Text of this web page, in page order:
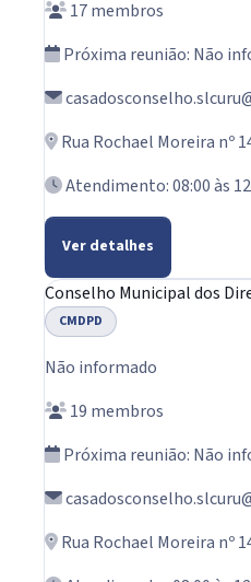
17 membros
Próxima reunião: Não
Rua Rochael Moreira nº
Atendimento: 08:00 às
Ver detalhes
Conselho Municipal dos
CMDPD
Não informado
19 membros
Próxima reunião: Não
Rua Rochael Moreira nº